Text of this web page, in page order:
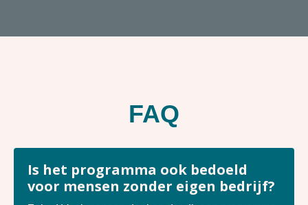
FAQ
Is het programma ook bedoeld
voor mensen zonder eigen bedrijf?